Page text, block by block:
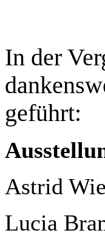
In der
geführt:
Astrid
Lucia